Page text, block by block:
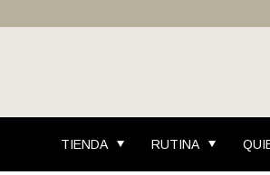
TIENDA RUTINA